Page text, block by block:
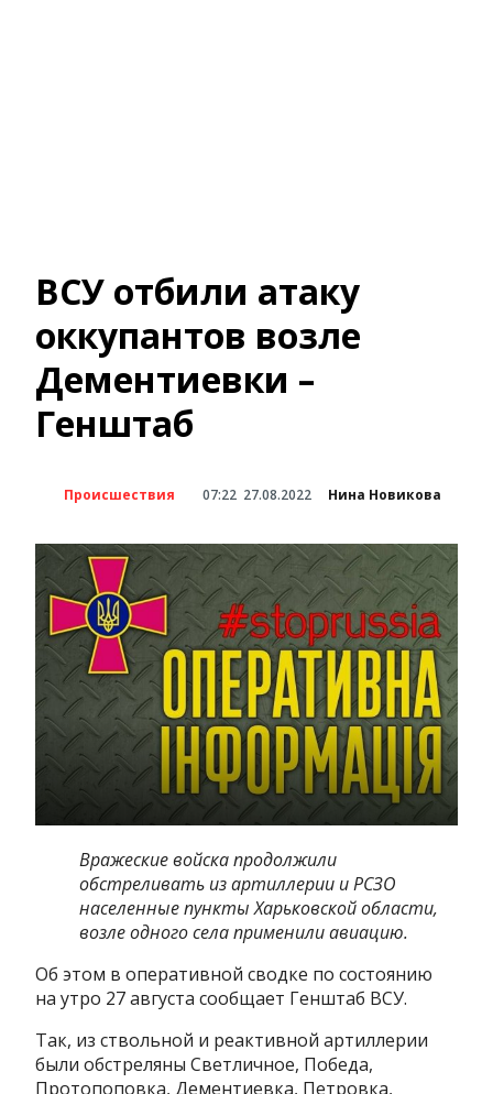
ВСУ отбили атаку
оккупантов возле
Дементиевки –
Генштаб
Происшествия 07:22 27.08.2022 Нина Новикова
Вражеские войска продолжили
обстреливать из артиллерии и РСЗО
населенные пункты Харьковской области,
возле одного села применили авиацию.
Об этом в оперативной сводке по состоянию
на утро 27 августа сообщает Генштаб ВСУ.
Так, из ствольной и реактивной артиллерии
были обстреляны Светличное, Победа,
Протопоповка, Дементиевка, Петровка,